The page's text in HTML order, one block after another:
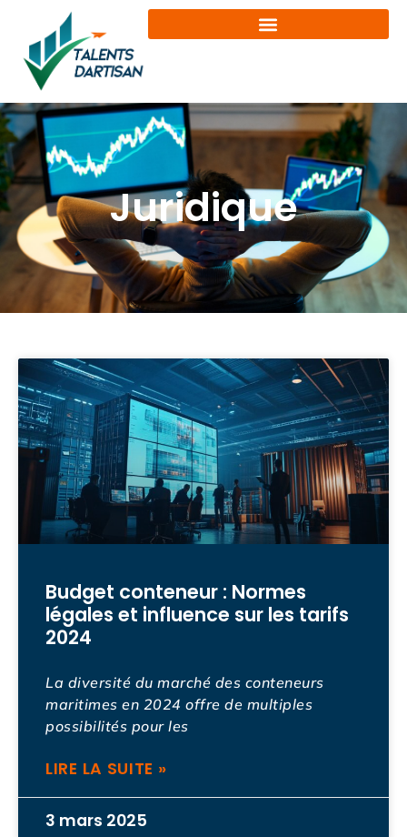
Juridique
Budget conteneur : Normes
légales et influence sur les tarifs
2024
La diversité du marché des conteneurs
maritimes en 2024 offre de multiples
possibilités pour les
LIRE LA SUITE »
3 mars 2025